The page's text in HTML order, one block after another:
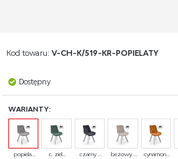
Kod towaru: V-CH-K/519-KR-POPIELATY
Dostępny
WARIANTY:
popiela... c. ziel... czarny ... beżowy ... cynamon...